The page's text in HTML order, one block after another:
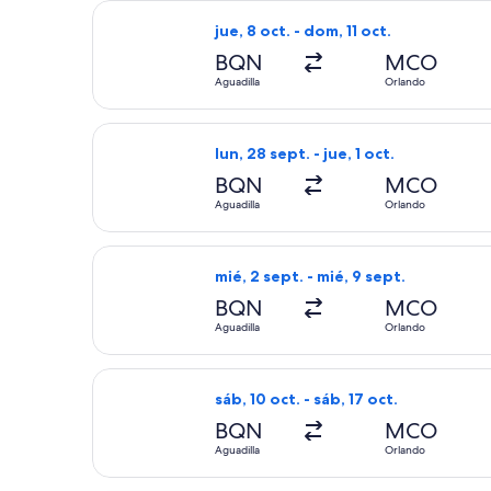
jue, 8 oct. - dom, 11 oct.
BQN
Aguadilla
MCO
Orlando
Seleccionar vuelo de Frontier
lun, 28 sept. - jue, 1 oct.
BQN
Aguadilla
MCO
Orlando
Seleccionar vuelo de Frontier
mié, 2 sept. - mié, 9 sept.
BQN
Aguadilla
MCO
Orlando
Seleccionar vuelo de Frontier
sáb, 10 oct. - sáb, 17 oct.
BQN
Aguadilla
MCO
Orlando
Seleccionar vuelo de Frontier